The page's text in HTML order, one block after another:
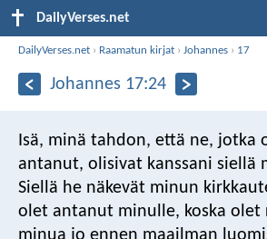
DailyVerses.net
DailyVerses.net › Raamatun kirjat ›Johannes › 17
Johannes 17:24
Isä, minä tahdon, että ne, jotka
antanut, olisivat kanssani siellä
Siellä he näkevät minun
olet antanut minulle, koska olet
minua jo ennen maailman